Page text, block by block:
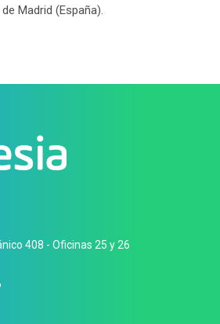
Madrid (España).
408 - Oficinas 25 y 26